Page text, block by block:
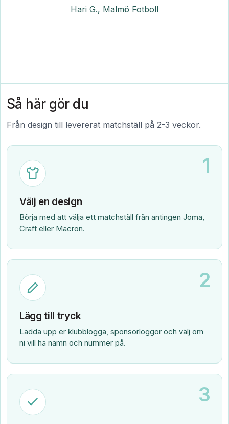
Hari G., Malmö Fotboll
Så här gör du
Från design till levererat matchställ på 2-3 veckor.
1
Välj en design
Börja med att välja ett matchställ från antingen Joma,
Craft eller Macron.
2
Lägg till tryck
Ladda upp er klubblogga, sponsorloggor och välj om
ni vill ha namn och nummer på.
3